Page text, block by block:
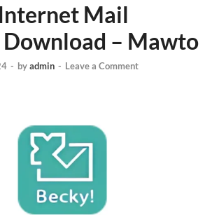
Mail
– Mawto
- byadmin - Leave a Comment